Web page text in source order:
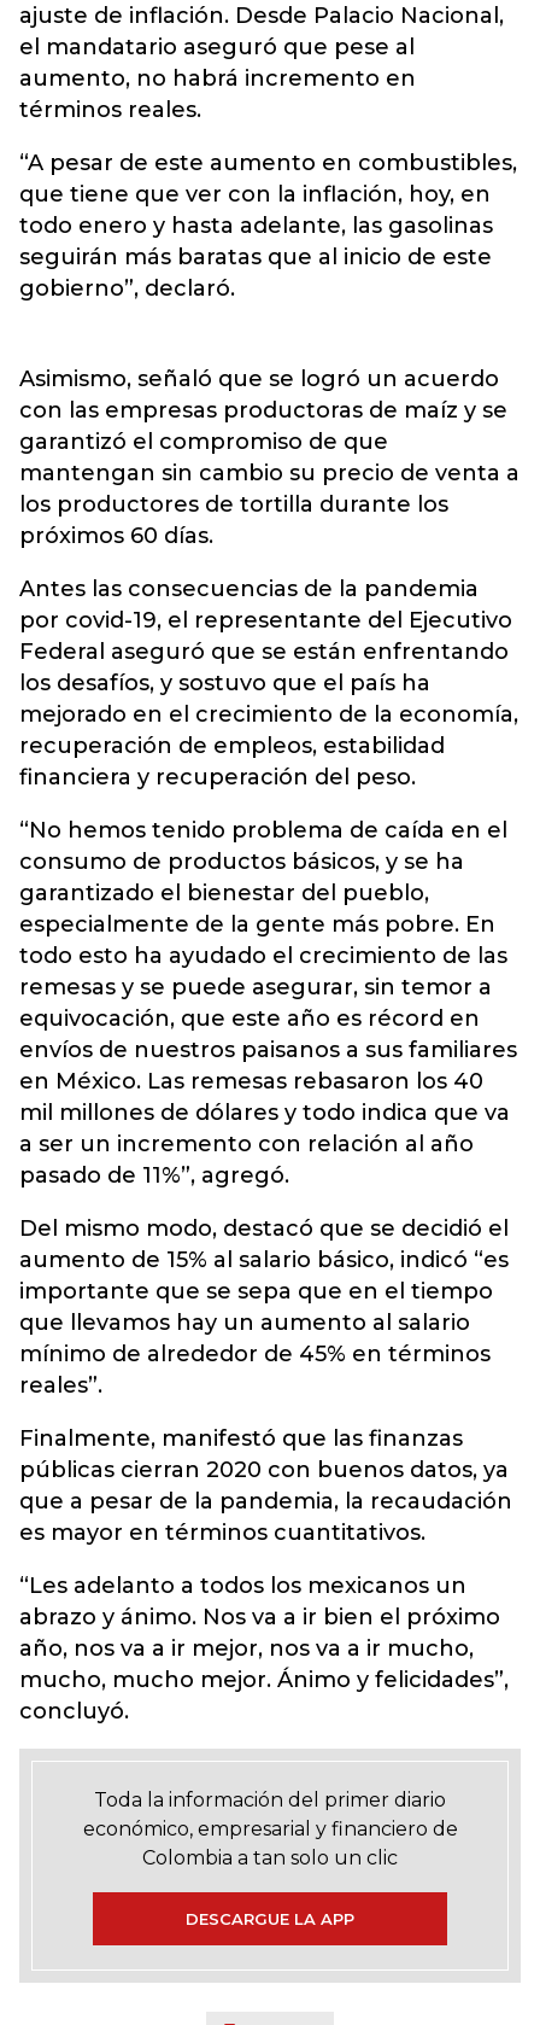
ajuste de inflación. Desde Palacio Nacional,
el mandatario aseguró que pese al
aumento, no habrá incremento en
términos reales.
“A pesar de este aumento en combustibles,
que tiene que ver con la inflación, hoy, en
todo enero y hasta adelante, las gasolinas
seguirán más baratas que al inicio de este
gobierno”, declaró.
Asimismo, señaló que se logró un acuerdo
con las empresas productoras de maíz y se
garantizó el compromiso de que
mantengan sin cambio su precio de venta a
los productores de tortilla durante los
próximos 60 días.
Antes las consecuencias de la pandemia
por covid-19, el representante del Ejecutivo
Federal aseguró que se están enfrentando
los desafíos, y sostuvo que el país ha
mejorado en el crecimiento de la economía,
recuperación de empleos, estabilidad
financiera y recuperación del peso.
“No hemos tenido problema de caída en el
consumo de productos básicos, y se ha
garantizado el bienestar del pueblo,
especialmente de la gente más pobre. En
todo esto ha ayudado el crecimiento de las
remesas y se puede asegurar, sin temor a
equivocación, que este año es récord en
envíos de nuestros paisanos a sus familiares
en México. Las remesas rebasaron los 40
mil millones de dólares y todo indica que va
a ser un incremento con relación al año
pasado de 11%”, agregó.
Del mismo modo, destacó que se decidió el
aumento de 15% al salario básico, indicó “es
importante que se sepa que en el tiempo
que llevamos hay un aumento al salario
mínimo de alrededor de 45% en términos
reales”.
Finalmente, manifestó que las finanzas
públicas cierran 2020 con buenos datos, ya
que a pesar de la pandemia, la recaudación
es mayor en términos cuantitativos.
“Les adelanto a todos los mexicanos un
abrazo y ánimo. Nos va a ir bien el próximo
año, nos va a ir mejor, nos va a ir mucho,
mucho, mucho mejor. Ánimo y felicidades”,
concluyó.
Toda la información del primer diario
económico, empresarial y financiero de
Colombia a tan solo un clic
DESCARGUE LA APP